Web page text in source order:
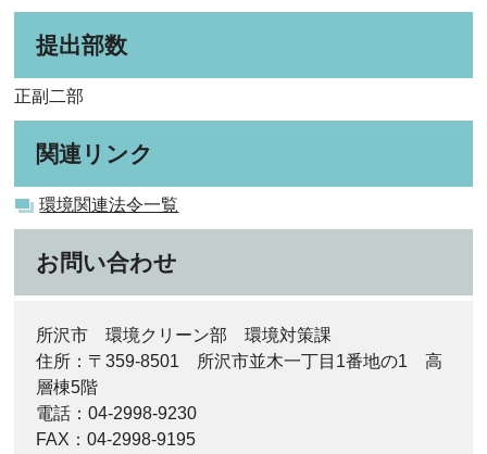
提出部数
正副二部
関連リンク
環境関連法令一覧
お問い合わせ
所沢市 環境クリーン部 環境対策課
住所：〒359-8501 所沢市並木一丁目1番地の1 高
層棟5階
電話：04-2998-9230
FAX：04-2998-9195